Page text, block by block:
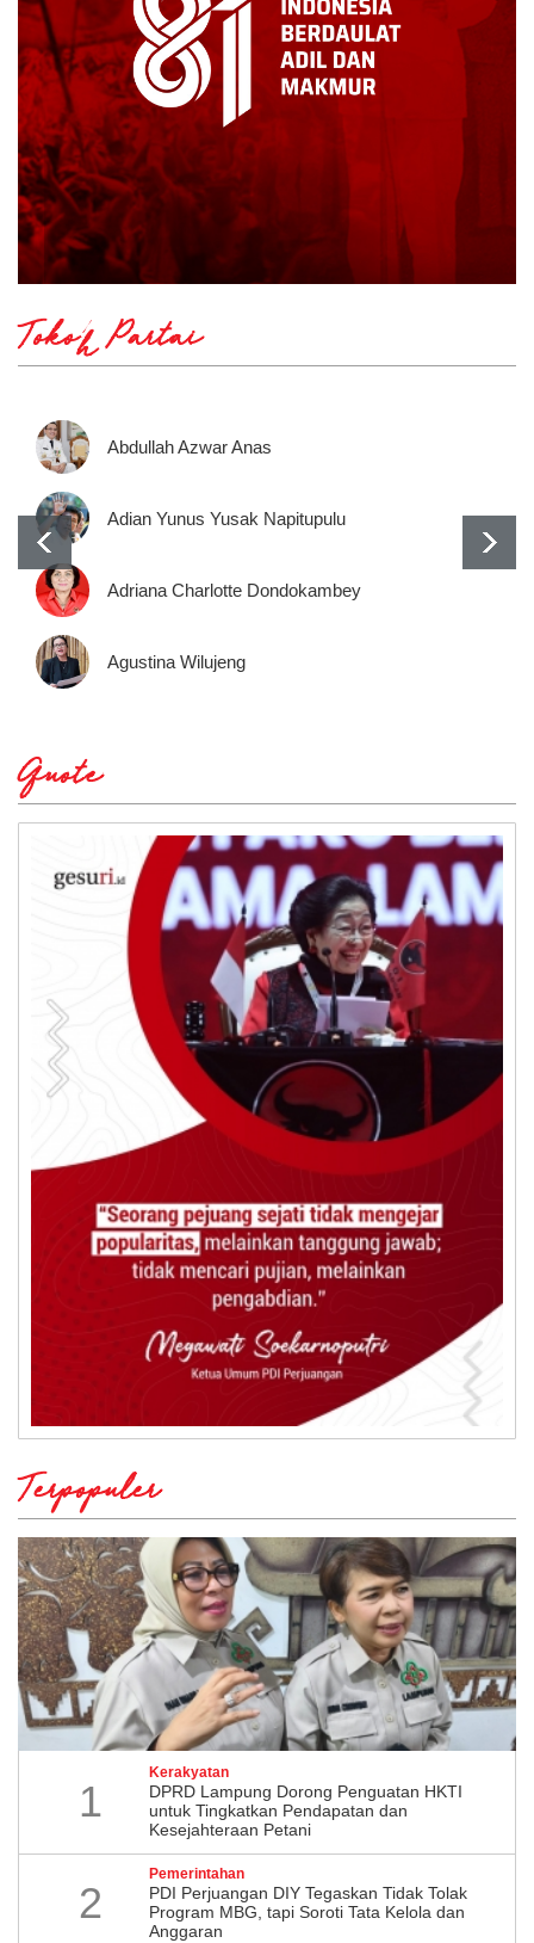
Tokoh Partai
Abdullah Azwar Anas
Adian Yunus Yusak Napitupulu
Adriana Charlotte Dondokambey
Agustina Wilujeng
Quote
Terpopuler
1
Kerakyatan
DPRD Lampung Dorong Penguatan HKTI
untuk Tingkatkan Pendapatan dan
Kesejahteraan Petani
2
Pemerintahan
PDI Perjuangan DIY Tegaskan Tidak Tolak
Program MBG, tapi Soroti Tata Kelola dan
Anggaran